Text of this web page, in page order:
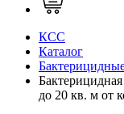
КСС
Каталог
до 20 кв. м от